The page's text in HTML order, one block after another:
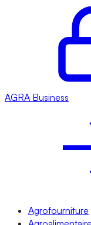
AGRA Business
Agrofourniture